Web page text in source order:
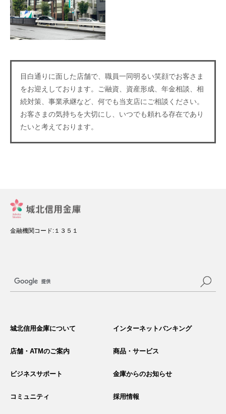
目白通りに面した店舗で、職員一同明るい笑顔でお客さま
をお迎えしております。ご融資、資産形成、年金相談、相
続対策、事業承継など、何でも当支店にご相談ください。
お客さまの気持ちを大切にし、いつでも頼れる存在であり
たいと考えております。
金融機関コード:１３５１
城北信用金庫について インターネットバンキング
店舗・ATMのご案内 商品・サービス
ビジネスサポート 金庫からのお知らせ
コミュニティ 採用情報